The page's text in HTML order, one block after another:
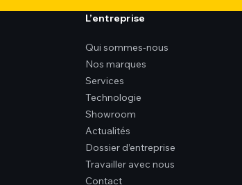
L’entreprise
Qui sommes-nous
Nos marques
Services
Technologie
Showroom
Actualités
Dossier d’entreprise
Travailler avec nous
Contact